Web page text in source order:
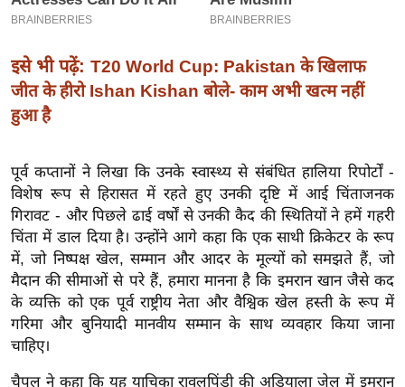
क्रा
म
ई
-
प
र
मि
सा
ल
बे
मि
सा
ल
इसे भी पढ़ें: T20 World Cup: Pakistan के खिलाफ
जीत के हीरो Ishan Kishan बोले- काम अभी खत्म नहीं
हुआ है
पूर्व कप्तानों ने लिखा कि उनके स्वास्थ्य से संबंधित हालिया रिपोर्टों -
विशेष रूप से हिरासत में रहते हुए उनकी दृष्टि में आई चिंताजनक
गिरावट - और पिछले ढाई वर्षों से उनकी कैद की स्थितियों ने हमें गहरी
चिंता में डाल दिया है। उन्होंने आगे कहा कि एक साथी क्रिकेटर के रूप
में, जो निष्पक्ष खेल, सम्मान और आदर के मूल्यों को समझते हैं, जो
मैदान की सीमाओं से परे हैं, हमारा मानना ​​है कि इमरान खान जैसे कद
के व्यक्ति को एक पूर्व राष्ट्रीय नेता और वैश्विक खेल हस्ती के रूप में
गरिमा और बुनियादी मानवीय सम्मान के साथ व्यवहार किया जाना
चाहिए।
चैपल ने कहा कि यह याचिका रावलपिंडी की अडियाला जेल में इमरान